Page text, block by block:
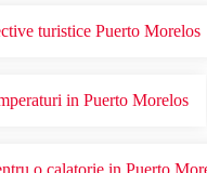
turistice Puerto Morelos
in Puerto Morelos